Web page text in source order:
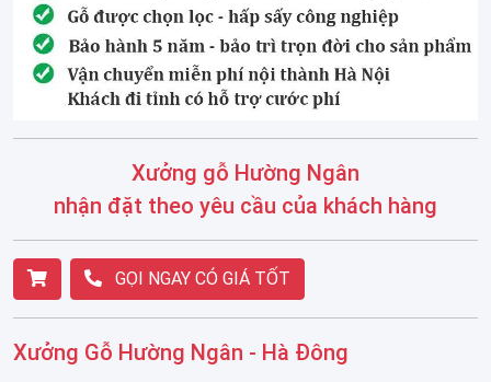
Xưởng gỗ Hường Ngân
nhận đặt theo yêu cầu của khách hàng
GỌI NGAY CÓ GIÁ TỐT
Xưởng Gỗ Hường Ngân - Hà Đông